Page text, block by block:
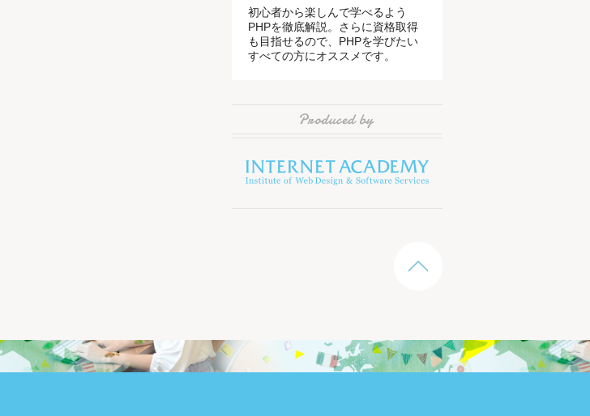
初心者から楽しんで学べるよう
PHPを徹底解説。さらに資格取得
も目指せるので、PHPを学びたい
すべての方にオススメです。